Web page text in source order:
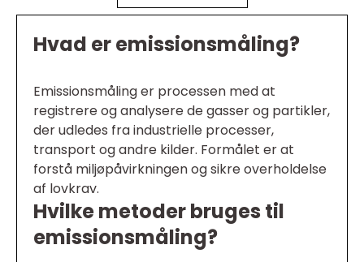
Hvad er emissionsmåling?
Emissionsmåling er processen med at
registrere og analysere de gasser og partikler,
der udledes fra industrielle processer,
transport og andre kilder. Formålet er at
forstå miljøpåvirkningen og sikre overholdelse
af lovkrav.
Hvilke metoder bruges til
emissionsmåling?